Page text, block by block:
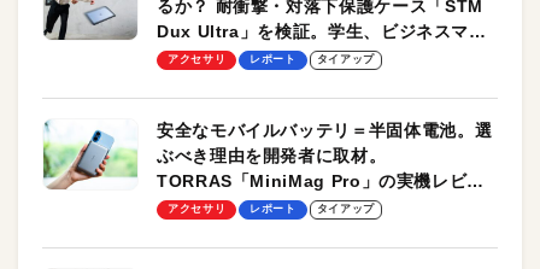
るか？ 耐衝撃・対落下保護ケース「STM
Dux Ultra」を検証。学生、ビジネスマン
のモバイルユースに最適！
アクセサリ レポート タイアップ
安全なモバイルバッテリ＝半固体電池。選
ぶべき理由を開発者に取材。
TORRAS「MiniMag Pro」の実機レビュ
ーも
アクセサリ レポート タイアップ